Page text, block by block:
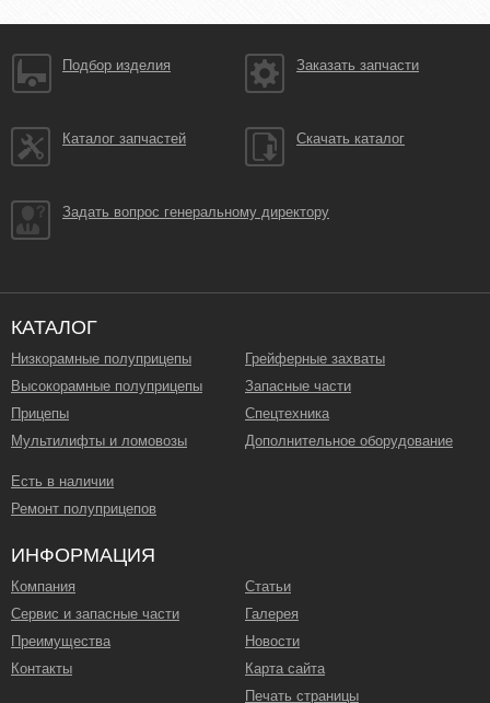
Подбор изделия Заказать запчасти
Каталог запчастей Скачать каталог
Задать вопрос генеральному директору
КАТАЛОГ
Низкорамные полуприцепы
Высокорамные полуприцепы
Прицепы
Мультилифты и ломовозы
Грейферные захваты
Запасные части
Спецтехника
Дополнительное оборудование
Есть в наличии
Ремонт полуприцепов
ИНФОРМАЦИЯ
Компания
Сервис и запасные части
Преимущества
Контакты
Статьи
Галерея
Новости
Карта сайта
Печать страницы